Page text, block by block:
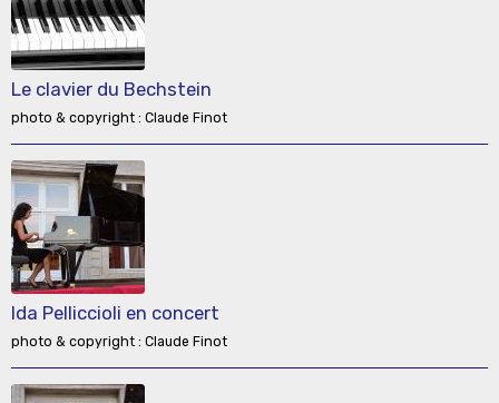
Le clavier du Bechstein
photo & copyright : Claude Finot
Ida Pelliccioli en concert
photo & copyright : Claude Finot